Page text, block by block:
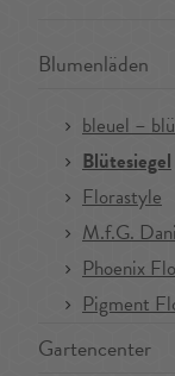
Blumenläden
bleuel –
Blütesiegel
Florastyle
M.f.G.
Phoenix
Pigment
Gartencenter